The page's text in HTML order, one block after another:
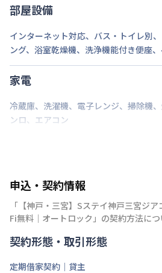
部屋設備
インターネット対応、 バス・トイレ別、
ング、 浴室乾燥機、 洗浄機能付き便座、
家電
冷蔵庫、 洗濯機、 電子レンジ、 掃除機、
ンロ、 エアコン
申込・契約情報
「 【神戸・三宮】Sステイ神戸三宮ジ
Fi無料｜オートロック 」の契約方法につ
契約形態・取引形態
定期借家契約｜貸主